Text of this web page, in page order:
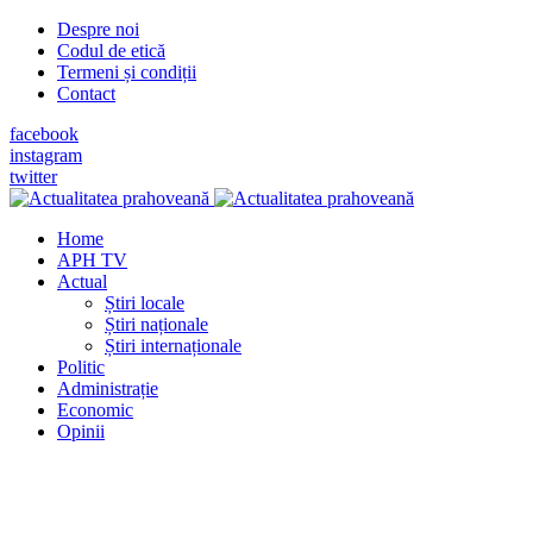
Despre noi
Codul de etică
Termeni și condiții
Contact
facebook
instagram
twitter
Home
APH TV
Actual
Știri locale
Știri naționale
Știri internaționale
Politic
Administrație
Economic
Opinii